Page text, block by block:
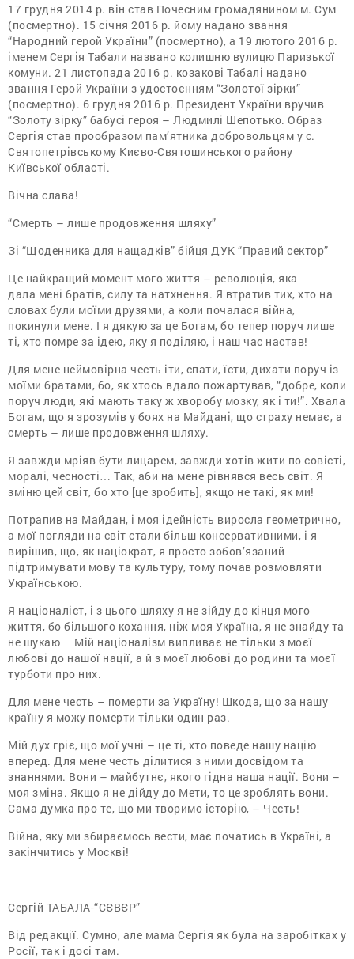
17 грудня 2014 р. він став Почесним громадянином м. Сум
(посмертно). 15 січня 2016 р. йому надано звання
“Народний герой України” (посмертно), а 19 лютого 2016 р.
іменем Сергія Табали названо колишню вулицю Паризької
комуни. 21 листопада 2016 р. козакові Табалі надано
звання Герой України з удостоєнням “Золотої зірки”
(посмертно). 6 грудня 2016 р. Президент України вручив
“Золоту зірку” бабусі героя – Людмилі Шепотько. Образ
Сергія став прообразом пам’ятника добровольцям у с.
Святопетрівському Києво-Святошинського району
Київської області.
Вічна слава!
“Смерть – лише продовження шляху”
Зі “Щоденника для нащадкiв” бійця ДУК “Правий сектор”
Це найкращий момент мого життя – революція, яка
дала мені братів, силу та натхнення. Я втратив тих, хто на
словах були моїми друзями, а коли почалася війна,
покинули мене. І я дякую за це Богам, бо тепер поруч лише
ті, хто помре за ідею, яку я поділяю, і наш час настав!
Для мене неймовірна честь іти, спати, їсти, дихати поруч із
моїми братами, бо, як хтось вдало пожартував, “добре, коли
поруч люди, які мають таку ж хворобу мозку, як і ти!”. Хвала
Богам, що я зрозумів у боях на Майдані, що страху немає, а
смерть – лише продовження шляху.
Я завжди мріяв бути лицарем, завжди хотів жити по совісті,
моралі, чесності… Так, аби на мене рівнявся весь світ. Я
зміню цей світ, бо хто [це зробить], якщо не такі, як ми!
Потрапив на Майдан, і моя ідейність виросла геометрично,
а мої погляди на світ стали більш консервативними, і я
вирішив, що, як націократ, я просто зобов’язаний
підтримувати мову та культуру, тому почав розмовляти
Українською.
Я націоналіст, і з цього шляху я не зійду до кінця мого
життя, бо більшого кохання, ніж моя Україна, я не знайду та
не шукаю… Мій націоналізм випливає не тільки з моєї
любові до нашої нації, а й з моєї любові до родини та моєї
турботи про них.
Для мене честь – померти за Україну! Шкода, що за нашу
країну я можу померти тiльки один раз.
Мій дух гріє, що мої учні – це ті, хто поведе нашу націю
вперед. Для мене честь ділитися з ними досвідом та
знаннями. Вони – майбутнє, якого гідна наша нації. Вони –
моя зміна. Якщо я не дійду до Мети, то це зроблять вони.
Сама думка про те, що ми творимо історію, – Честь!
Війна, яку ми збираємось вести, має початись в Україні, а
закінчитись у Москві!
Сергій ТАБАЛА-“СЄВЄР”
Від редакції. Сумно, але мама Сергія як була на заробітках у
Росії, так і досі там.